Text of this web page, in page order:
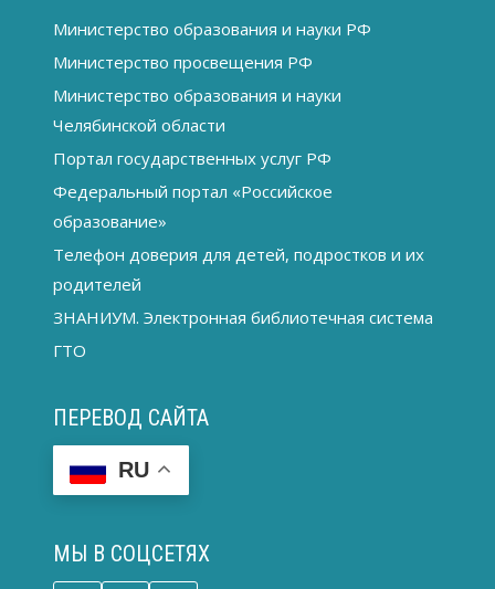
Министерство образования и науки РФ
Министерство просвещения РФ
Министерство образования и науки
Челябинской области
Портал государственных услуг РФ
Федеральный портал «Российское
образование»
Телефон доверия для детей, подростков и их
родителей
ЗНАНИУМ. Электронная библиотечная система
ГТО
ПЕРЕВОД САЙТА
RU
МЫ В СОЦСЕТЯХ